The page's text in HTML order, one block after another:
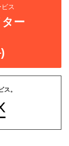
ス
ー
。